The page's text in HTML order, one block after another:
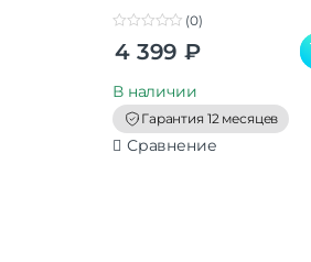
o
o
(0)
4 399 ₽
В наличии
Гарантия 12 месяцев
Сравнение